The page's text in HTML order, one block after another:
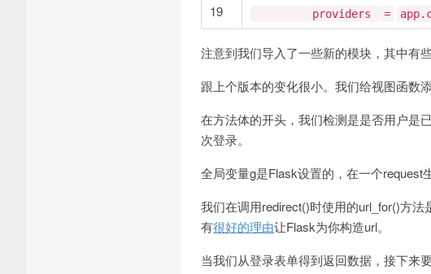
19
providers
=
注意到我们导入了一些新的模块，其中有些
跟上个版本的变化很小。我们给视图函数
在方法体的开头，我们检测是是否用户是
次登录。
全局变量g是Flask设置的，在一个
我们在调用redirect()时使用的url_for()方
有很好的理由让Flask为你构造url。
当我们从登录表单得到返回数据，接下来